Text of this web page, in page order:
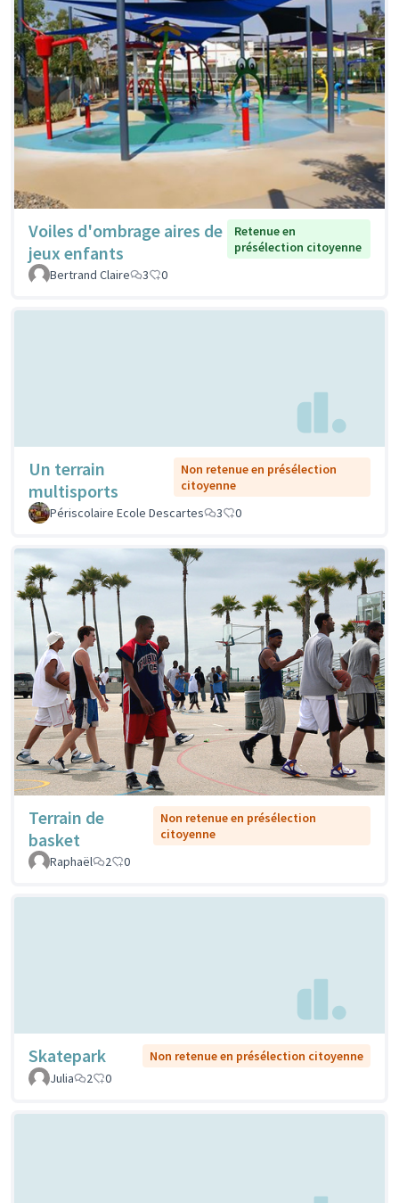
Voiles d'ombrage aires de
jeux enfants
Retenue en
présélection citoyenne
Bertrand Claire
3 0
Un terrain
multisports
Non retenue en présélection
citoyenne
Périscolaire Ecole Descartes
3 0
Terrain de
basket
Non retenue en présélection
citoyenne
Raphaël
2 0
Skatepark
Non retenue en présélection citoyenne
Julia
2 0